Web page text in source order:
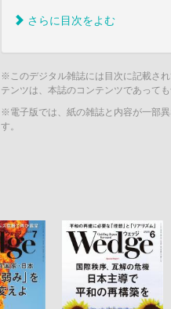
さらに目次をよむ
※このデジタル雑誌には目次に記載さ
テンツは、本誌のコンテンツであって
※電子版では、紙の雑誌と内容が一部
す。